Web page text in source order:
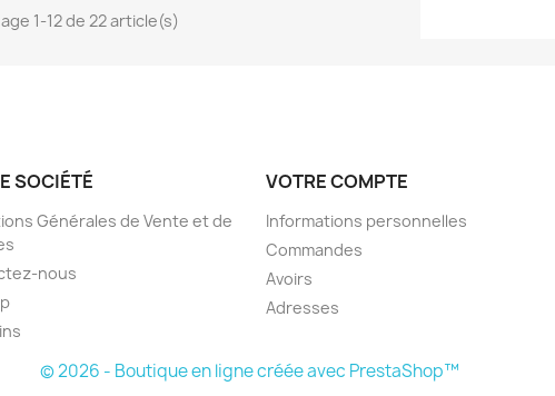
1-12 de 22 article(s)
SOCIÉTÉ
Générales de Vente et de
nous
VOTRE COMPTE
Informations personnelles
Commandes
Avoirs
Adresses
© 2026 - Boutique en ligne créée avec PrestaShop™